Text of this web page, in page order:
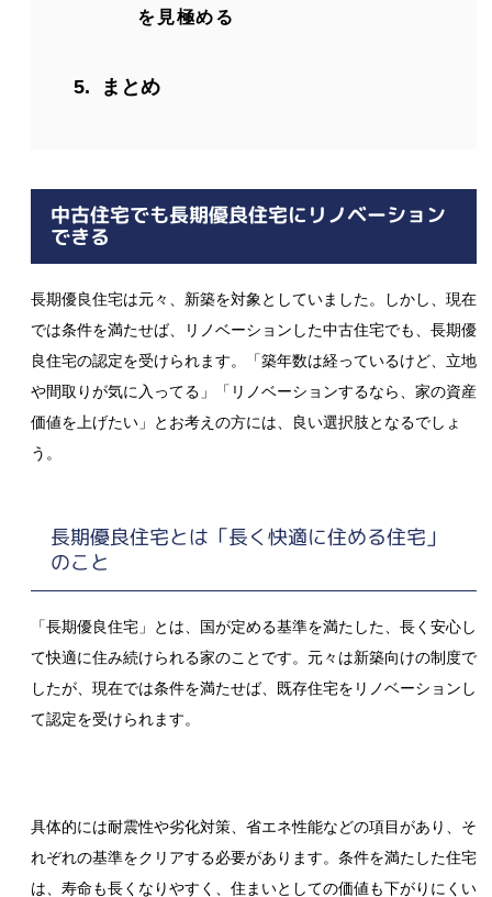
を見極める
まとめ
中古住宅でも長期優良住宅にリノベーション
できる
長期優良住宅は元々、新築を対象としていました。しかし、現在
では条件を満たせば、リノベーションした中古住宅でも、長期優
良住宅の認定を受けられます。「築年数は経っているけど、立地
や間取りが気に入ってる」「リノベーションするなら、家の資産
価値を上げたい」とお考えの方には、良い選択肢となるでしょ
う。
長期優良住宅とは「長く快適に住める住宅」
のこと
「長期優良住宅」とは、国が定める基準を満たした、長く安心し
て快適に住み続けられる家のことです。元々は新築向けの制度で
したが、現在では条件を満たせば、既存住宅をリノベーションし
て認定を受けられます。
具体的には耐震性や劣化対策、省エネ性能などの項目があり、そ
れぞれの基準をクリアする必要があります。条件を満たした住宅
は、寿命も長くなりやすく、住まいとしての価値も下がりにくい